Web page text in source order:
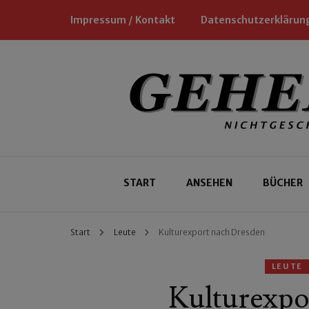
Impressum / Kontakt
START ANSEHEN BÜCHER
Start Leute Kulturexport nach Dresden
LEUTE